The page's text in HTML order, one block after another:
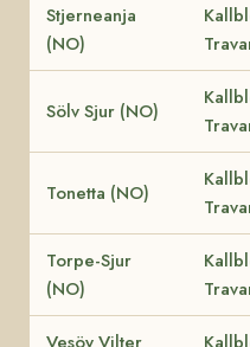
Stjerneanja
(NO)
Sölv Sjur (NO)
Tonetta (NO)
Torpe-Sjur
(NO)
Vesöy Vilter